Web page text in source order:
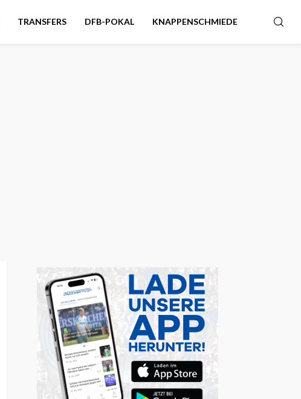
TRANSFERS DFB-POKAL KNAPPENSCHMIEDE